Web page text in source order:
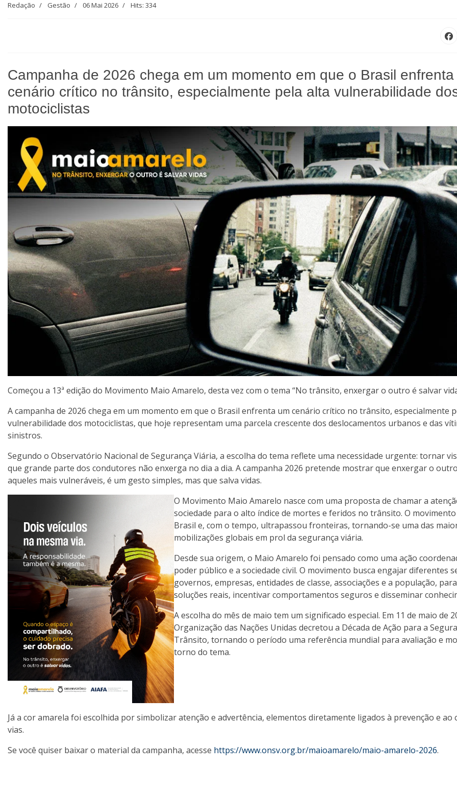
Redação Gestão 06 Mai 2026 Hits: 334
Campanha de 2026 chega em um momento em que o Brasil enfrenta
cenário crítico no trânsito, especialmente pela alta vulnerabilidade
motociclistas
Começou a 13ª edição do Movimento Maio Amarelo, desta vez com o tema “No trânsito, enxergar o outro é salvar
A campanha de 2026 chega em um momento em que o Brasil enfrenta um cenário crítico no trânsito, especialmente
vulnerabilidade dos motociclistas, que hoje representam uma parcela crescente dos deslocamentos urbanos e das
sinistros.
Segundo o Observatório Nacional de Segurança Viária, a escolha do tema reflete uma necessidade urgente: tornar
que grande parte dos condutores não enxerga no dia a dia. A campanha 2026 pretende mostrar que enxergar o
aqueles mais vulneráveis, é um gesto simples, mas que salva vidas.
O Movimento Maio Amarelo nasce com uma proposta de chamar a
sociedade para o alto índice de mortes e feridos no trânsito. O
Brasil e, com o tempo, ultrapassou fronteiras, tornando-se uma das
mobilizações globais em prol da segurança viária.
Desde sua origem, o Maio Amarelo foi pensado como uma ação
poder público e a sociedade civil. O movimento busca engajar diferentes
governos, empresas, entidades de classe, associações e a população,
soluções reais, incentivar comportamentos seguros e disseminar
A escolha do mês de maio tem um significado especial. Em 11 de maio de
Organização das Nações Unidas decretou a Década de Ação para a
Trânsito, tornando o período uma referência mundial para avaliação e
torno do tema.
Já a cor amarela foi escolhida por simbolizar atenção e advertência, elementos diretamente ligados à prevenção e ao
vias.
Se você quiser baixar o material da campanha, acesse https://www.onsv.org.br/maioamarelo/maio-amarelo-2026.